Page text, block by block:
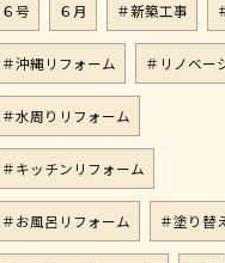
６号 ６月 ＃新築工事
＃沖縄リフォーム ＃リノベー
＃水周りリフォーム
＃キッチンリフォーム
＃お風呂リフォーム ＃塗り替